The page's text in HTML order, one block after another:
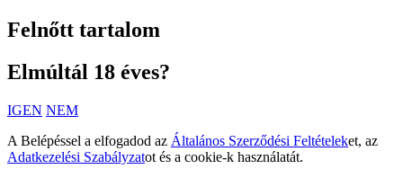
Felnőtt tartalom
Elmúltál 18 éves?
IGEN NEM
A Belépéssel a elfogadod az Általános Szerződési Feltételeket, az
Adatkezelési Szabályzatot és a cookie-k használatát.